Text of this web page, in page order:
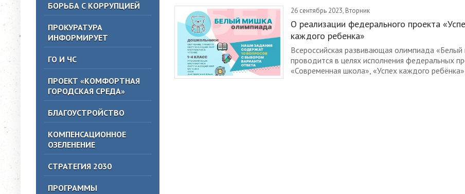
БОРЬБА С КОРРУПЦИЕЙ
ПРОКУРАТУРА
ИНФОРМИРУЕТ
ГО И ЧС
ПРОЕКТ «КОМФОРТНАЯ
ГОРОДСКАЯ СРЕДА»
БЛАГОУСТРОЙСТВО
КОМПЕНСАЦИОННОЕ
ОЗЕЛЕНЕНИЕ
СТРАТЕГИЯ 2030
ПРОГРАММЫ
26 сентябрь 2023, Вторник
О реализации федерального проекта
каждого ребенка»
Всероссийская развивающая олимпиада
проводится в целях исполнения федеральных
«Современная школа», «Успех каждого